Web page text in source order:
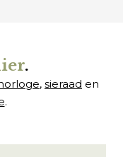
.
, sieraad en
.